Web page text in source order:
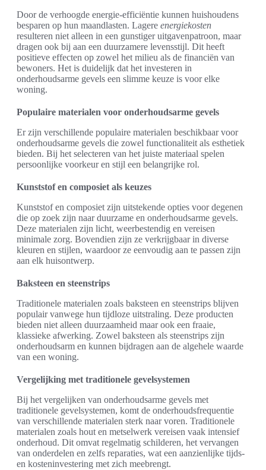
Door de verhoogde energie-efficiëntie kunnen huishoudens
besparen op hun maandlasten. Lagere energiekosten
resulteren niet alleen in een gunstiger uitgavenpatroon, maar
dragen ook bij aan een duurzamere levensstijl. Dit heeft
positieve effecten op zowel het milieu als de financiën van
bewoners. Het is duidelijk dat het investeren in
onderhoudsarme gevels een slimme keuze is voor elke
woning.
Populaire materialen voor onderhoudsarme gevels
Er zijn verschillende populaire materialen beschikbaar voor
onderhoudsarme gevels die zowel functionaliteit als esthetiek
bieden. Bij het selecteren van het juiste materiaal spelen
persoonlijke voorkeur en stijl een belangrijke rol.
Kunststof en composiet als keuzes
Kunststof en composiet zijn uitstekende opties voor degenen
die op zoek zijn naar duurzame en onderhoudsarme gevels.
Deze materialen zijn licht, weerbestendig en vereisen
minimale zorg. Bovendien zijn ze verkrijgbaar in diverse
kleuren en stijlen, waardoor ze eenvoudig aan te passen zijn
aan elk huisontwerp.
Baksteen en steenstrips
Traditionele materialen zoals baksteen en steenstrips blijven
populair vanwege hun tijdloze uitstraling. Deze producten
bieden niet alleen duurzaamheid maar ook een fraaie,
klassieke afwerking. Zowel baksteen als steenstrips zijn
onderhoudsarm en kunnen bijdragen aan de algehele waarde
van een woning.
Vergelijking met traditionele gevelsystemen
Bij het vergelijken van onderhoudsarme gevels met
traditionele gevelsystemen, komt de onderhoudsfrequentie
van verschillende materialen sterk naar voren. Traditionele
materialen zoals hout en metselwerk vereisen vaak intensief
onderhoud. Dit omvat regelmatig schilderen, het vervangen
van onderdelen en zelfs reparaties, wat een aanzienlijke tijds-
en kosteninvestering met zich meebrengt.